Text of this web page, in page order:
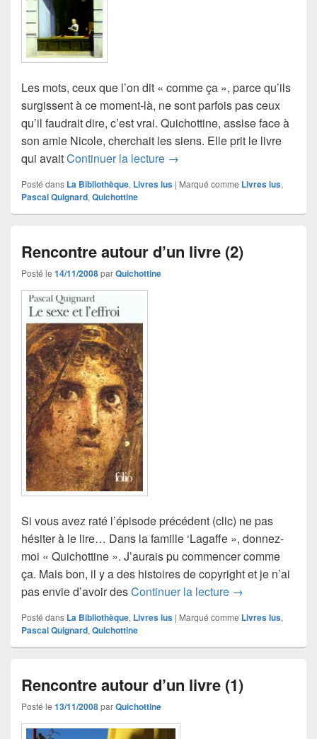
Les mots, ceux que l’on dit « comme ça », parce qu’ils
surgissent à ce moment-là, ne sont parfois pas ceux
qu’il faudrait dire, c’est vrai. Quichottine, assise face à
son amie Nicole, cherchait les siens. Elle prit le livre
qui avaitContinuer la lecture Rencontre autour d’un livre
→
Posté dans La Bibliothèque, Livres lus | Marqué comme Livres lus,
Pascal Quignard,Quichottine
Rencontre autour d’un livre (2)
Posté le 14/11/2008parQuichottine
Si vous avez raté l’épisode précédent (clic) ne pas
hésiter à le lire… Dans la famille ‘Lagaffe », donnez-
moi « Quichottine ». J’aurais pu commencer comme
ça. Mais bon, il y a des histoires de copyright et je n’ai
pas envie d’avoir desContinuer la lecture Rencontre
→
Posté dans La Bibliothèque, Livres lus | Marqué comme Livres lus,
Pascal Quignard, Quichottine
Rencontre autour d’un livre (1)
Posté le 13/11/2008parQuichottine